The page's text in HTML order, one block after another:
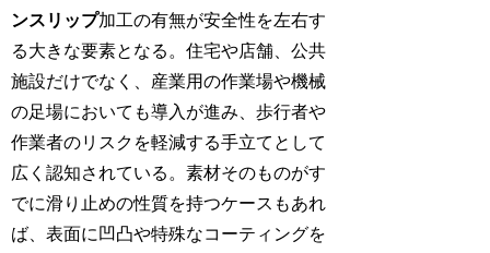
ンスリップ加工の有無が安全性を左右す
る大きな要素となる。住宅や店舗、公共
施設だけでなく、産業用の作業場や機械
の足場においても導入が進み、歩行者や
作業者のリスクを軽減する手立てとして
広く認知されている。素材そのものがす
でに滑り止めの性質を持つケースもあれ
ば、表面に凹凸や特殊なコーティングを